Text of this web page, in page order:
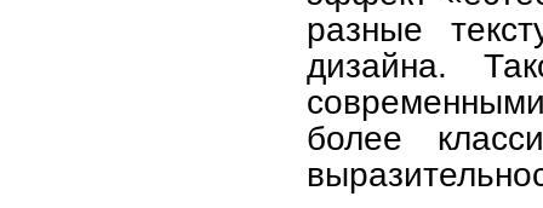
разные
дизайна.
более